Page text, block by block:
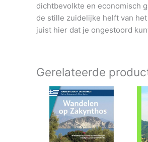
dichtbevolkte en economisch
de stille zuidelijke helft van
juist hier dat je ongestoord
Gerelateerde